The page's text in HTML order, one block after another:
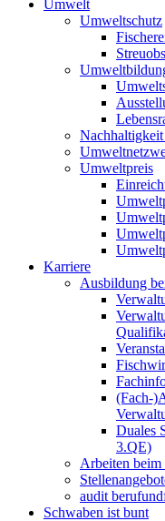
Umwelt
Umweltschutz
Umweltpreis
Karriere
Ausbildung
(Fach-
Duales
3.QE)
Arbeiten
audit
Schwaben ist bunt